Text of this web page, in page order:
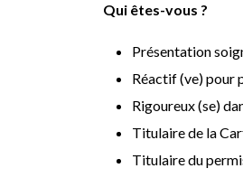
Qui êtes-vous ?
Présentation
Réactif (ve) pour
Rigoureux (se)
Titulaire de la
Titulaire du